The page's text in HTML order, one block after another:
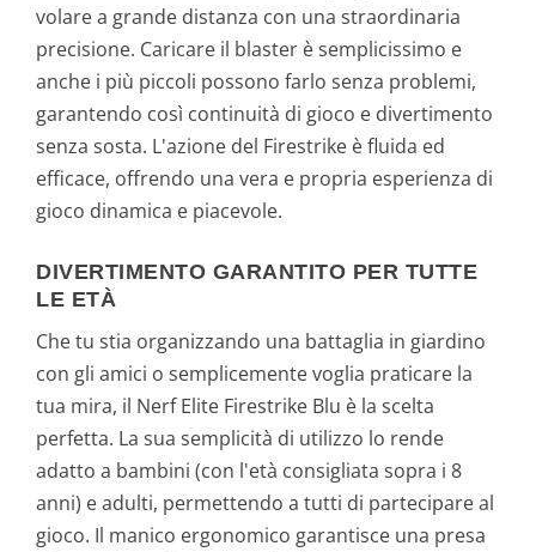
volare a grande distanza con una straordinaria
precisione. Caricare il blaster è semplicissimo e
anche i più piccoli possono farlo senza problemi,
garantendo così continuità di gioco e divertimento
senza sosta. L'azione del Firestrike è fluida ed
efficace, offrendo una vera e propria esperienza di
gioco dinamica e piacevole.
DIVERTIMENTO GARANTITO PER TUTTE
LE ETÀ
Che tu stia organizzando una battaglia in giardino
con gli amici o semplicemente voglia praticare la
tua mira, il Nerf Elite Firestrike Blu è la scelta
perfetta. La sua semplicità di utilizzo lo rende
adatto a bambini (con l'età consigliata sopra i 8
anni) e adulti, permettendo a tutti di partecipare al
gioco. Il manico ergonomico garantisce una presa